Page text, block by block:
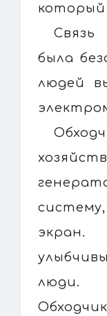
который
была
людей
люди.